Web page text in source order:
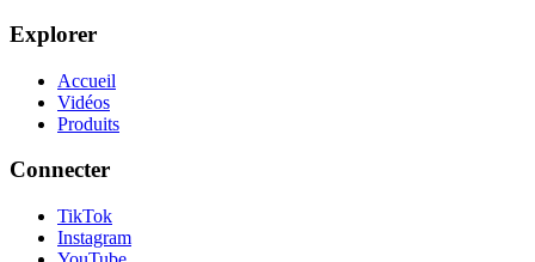
Explorer
Accueil
Vidéos
Produits
Connecter
TikTok
Instagram